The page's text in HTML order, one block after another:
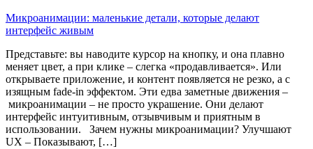
Микроанимации: маленькие детали, которые делают
интерфейс живым
Представьте: вы наводите курсор на кнопку, и она плавно
меняет цвет, а при клике – слегка «продавливается». Или
открываете приложение, и контент появляется не резко, а с
изящным fade-in эффектом. Эти едва заметные движения –
микроанимации – не просто украшение. Они делают
интерфейс интуитивным, отзывчивым и приятным в
использовании. Зачем нужны микроанимации? Улучшают
UX – Показывают, […]